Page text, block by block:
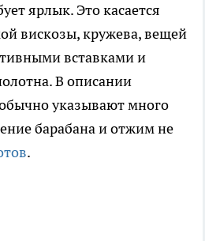
ярлык. Это касается
вискозы, кружева, вещей
вставками и
В описании
указывают много
барабана и отжим не
.